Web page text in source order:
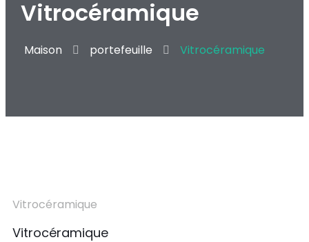
Vitrocéramique
Maison portefeuille Vitrocéramique
Vitrocéramique
Vitrocéramique